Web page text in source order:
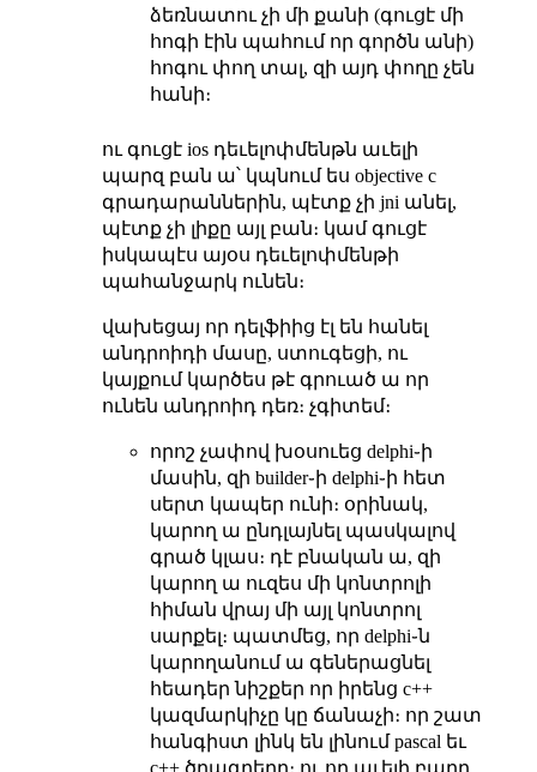
ձեռնատու չի մի քանի (գուցէ մի
հոգի էին պահում որ գործն անի)
հոգու փող տալ, զի այդ փողը չեն
հանի։
ու գուցէ ios դեւելոփմենթն աւելի
պարզ բան ա՝ կպնում ես objective c
գրադարաններին, պէտք չի jni անել,
պէտք չի լիքը այլ բան։ կամ գուցէ
իսկապէս այօս դեւելոփմենթի
պահանջարկ ունեն։
վախեցայ որ դելֆիից էլ են հանել
անդրոիդի մասը, ստուգեցի, ու
կայքում կարծես թէ գրուած ա որ
ունեն անդրոիդ դեռ։ չգիտեմ։
որոշ չափով խօսուեց delphi֊ի
մասին, զի builder֊ի delphi֊ի հետ
սերտ կապեր ունի։ օրինակ,
կարող ա ընդլայնել պասկալով
գրած կլաս։ դէ բնական ա, զի
կարող ա ուզես մի կոնտրոլի
հիման վրայ մի այլ կոնտրոլ
սարքել։ պատմեց, որ delphi֊ն
կարողանում ա գեներացնել
հեադեր նիշքեր որ իրենց c++
կազմարկիչը կը ճանաչի։ որ շատ
հանգիստ լինկ են լինում pascal եւ
c++ ծրագրերը։ ու որ աւելի բարդ